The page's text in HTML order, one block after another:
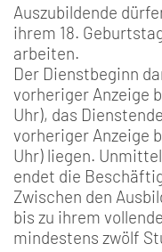
Auszubildende
ihrem 18.
arbeiten.
Der Dienstbeginn
vorheriger Anzeige
Uhr), das
vorheriger Anzeige
Uhr) liegen.
endet die
Zwischen den
bis zu ihrem
mindestens zwölf